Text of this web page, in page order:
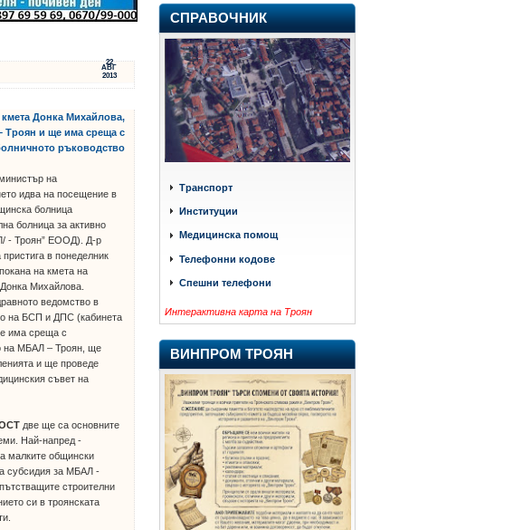
22
АВГ
2013
Донка Михайлова,
Троян и ще има среща с
ръководство
на
идва на посещение в
болница
болница за активно
- Троян” ЕООД). Д-р
в понеделник
на кмета на
Михайлова.
ведомство в
на БСП и ДПС (кабинета
има среща с
на МБАЛ – Троян, ще
и ще проведе
съвет на
две ще са основните
Най-напред -
малките общински
субсидия за МБАЛ -
строителни
си в троянската
СПРАВОЧНИК
Транспорт
Институции
Медицинска помощ
Телефонни кодове
Спешни телефони
Интерактивна карта на Троян
ВИНПРОМ ТРОЯН